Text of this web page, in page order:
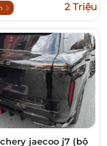
2 Triệu
jaecoo j7 (bộ